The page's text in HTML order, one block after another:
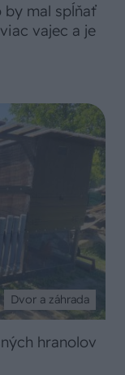
by mal spĺňať
vajec a je
Dvor a záhrada
hranolov